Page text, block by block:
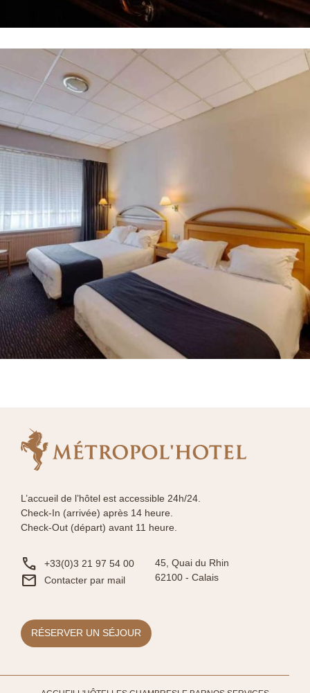
L’accueil de l’hôtel est accessible 24h/24.
Check-In (arrivée) après 14 heure.
Check-Out (départ) avant 11 heure.
phone +33(0)3 21 97 54 00
mail Contacter par mail
45, Quai du Rhin
62100 - Calais
RÉSERVER UN SÉJOUR